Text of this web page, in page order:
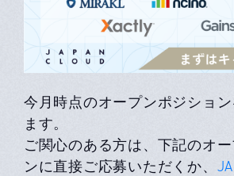
今月時点のオープンポジショ
ます。
ご関心のある方は、下記のオ
ンに直接ご応募いただくか、